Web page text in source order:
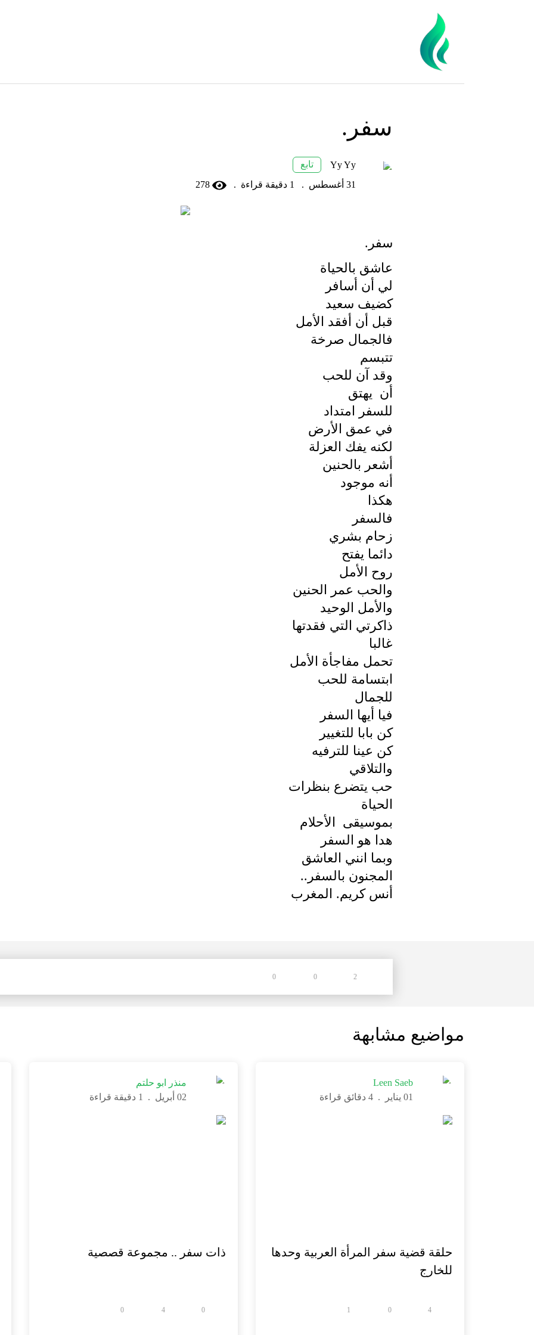
سفر.
Yy Yy
تابع
31 أغسطس
. 1 دقيقة قراءة .
278
سفر.
عاشق بالحياة
لي أن أسافر
كضيف سعيد
قبل أن أفقد الأمل
فالجمال صرخة
تتبسم
وقد آن للحب
أن يهتق
للسفر امتداد
في عمق الأرض
لكنه يفك العزلة
أشعر بالحنين
أنه موجود
هكذا
فالسفر
زحام بشري
دائما يفتح
روح الأمل
والحب عمر الحنين
والأمل الوحيد
ذاكرتي التي فقدتها
غالبا
تحمل مفاجأة الأمل
ابتسامة للحب
للجمال
فيا أيها السفر
كن بابا للتغيير
كن عينا للترفيه
والتلاقي
حب يتضرع بنظرات
الحياة
بموسيقى الأحلام
هدا هو السفر
وبما انني العاشق
المجنون بالسفر..
أنس كريم. المغرب
2
0
0
مواضيع مشابهة
Leen Saeb
01 يناير
. 4 دقائق قراءة
حلقة قضية سفر المرأة العربية وحدها
للخارج
4
0
1
منذر ابو حلتم
02 أبريل
. 1 دقيقة قراءة
ذات سفر .. مجموعة قصصية
0
4
0